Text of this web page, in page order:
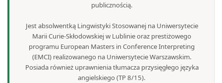
publicznością.
Jest absolwentką Lingwistyki Stosowanej na Uniwersytecie
Marii Curie-Skłodowskiej w Lublinie oraz prestiżowego
programu European Masters in Conference Interpreting
(EMCI) realizowanego na Uniwersytecie Warszawskim.
Posiada również uprawnienia tłumacza przysięgłego języka
angielskiego (TP 8/15).